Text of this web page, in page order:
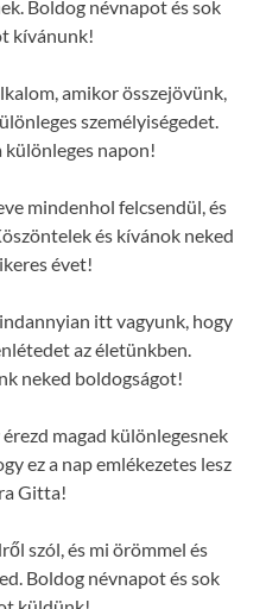
Boldog névnapot és sok
kívánunk!
amikor összejövünk,
személyiségedet.
különleges napon!
mindenhol felcsendül, és
és kívánok neked
évet!
itt vagyunk, hogy
az életünkben.
neked boldogságot!
magad különlegesnek
ez a nap emlékezetes lesz
Gitta!
szól, és mi örömmel és
Boldog névnapot és sok